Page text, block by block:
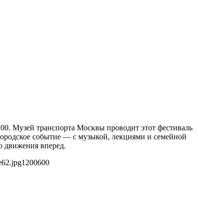
Музей транспорта Москвы проводит этот фестиваль
событие — с музыкой, лекциями и семейной
движения вперед.
1200600